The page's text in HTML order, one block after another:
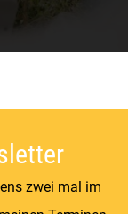
zwei mal im